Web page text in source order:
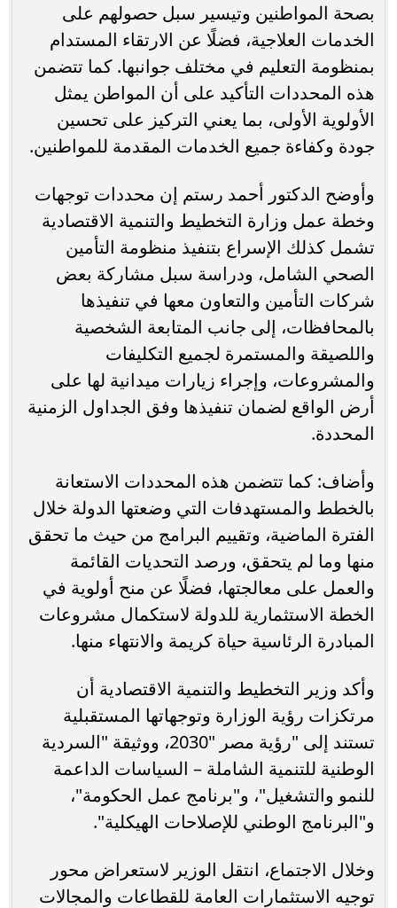
بصحة المواطنين وتيسير سبل حصولهم على
الخدمات العلاجية، فضلًا عن الارتقاء المستدام
بمنظومة التعليم في مختلف جوانبها. كما تتضمن
هذه المحددات التأكيد على أن المواطن يمثل
الأولوية الأولى، بما يعني التركيز على تحسين
جودة وكفاءة جميع الخدمات المقدمة للمواطنين.
وأوضح الدكتور أحمد رستم إن محددات توجهات
وخطة عمل وزارة التخطيط والتنمية الاقتصادية
تشمل كذلك الإسراع بتنفيذ منظومة التأمين
الصحي الشامل، ودراسة سبل مشاركة بعض
شركات التأمين والتعاون معها في تنفيذها
بالمحافظات، إلى جانب المتابعة الشخصية
واللصيقة والمستمرة لجميع التكليفات
والمشروعات، وإجراء زيارات ميدانية لها على
أرض الواقع لضمان تنفيذها وفق الجداول الزمنية
المحددة.
وأضاف: كما تتضمن هذه المحددات الاستعانة
بالخطط والمستهدفات التي وضعتها الدولة خلال
الفترة الماضية، وتقييم البرامج من حيث ما تحقق
منها وما لم يتحقق، ورصد التحديات القائمة
والعمل على معالجتها، فضلًا عن منح أولوية في
الخطة الاستثمارية للدولة لاستكمال مشروعات
المبادرة الرئاسية حياة كريمة والانتهاء منها.
وأكد وزير التخطيط والتنمية الاقتصادية أن
مرتكزات رؤية الوزارة وتوجهاتها المستقبلية
تستند إلى "رؤية مصر "2030، ووثيقة "السردية
الوطنية للتنمية الشاملة – السياسات الداعمة
للنمو والتشغيل"، و"برنامج عمل الحكومة"،
و"البرنامج الوطني للإصلاحات الهيكلية".
وخلال الاجتماع، انتقل الوزير لاستعراض محور
توجيه الاستثمارات العامة للقطاعات والمجالات